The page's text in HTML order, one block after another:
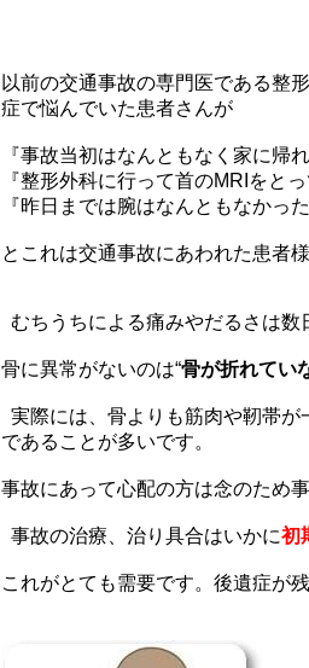
以前の交通事故の専門医である整
症で悩んでいた患者さんが
『事故当初はなんともなく家に帰
『整形外科に行って首のMRIをと
『昨日までは腕はなんともなかっ
とこれは交通事故にあわれた患者
むちうちによる痛みやだるさは数
骨に異常がないのは“骨が折れてい
実際には、骨よりも筋肉や靭帯
であることが多いです。
事故にあって心配の方は念のため
事故の治療、治り具合はいかに初
これがとても需要です。後遺症が